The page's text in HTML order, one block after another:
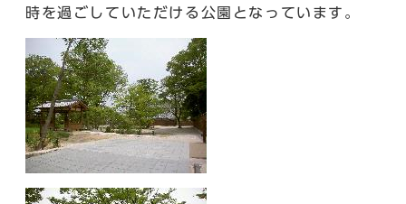
時を過ごしていただける公園となっています。